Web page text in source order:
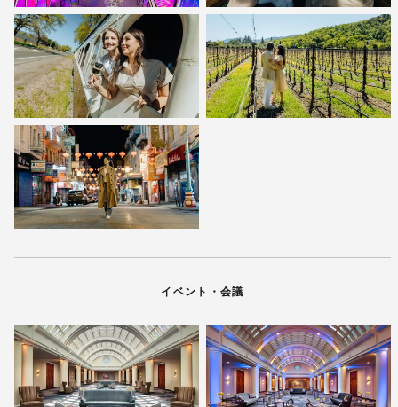
イベント・会議